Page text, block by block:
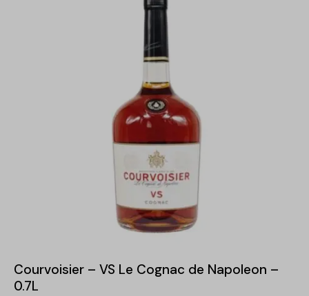
Courvoisier – VS Le Cognac de Napoleon –
0.7L